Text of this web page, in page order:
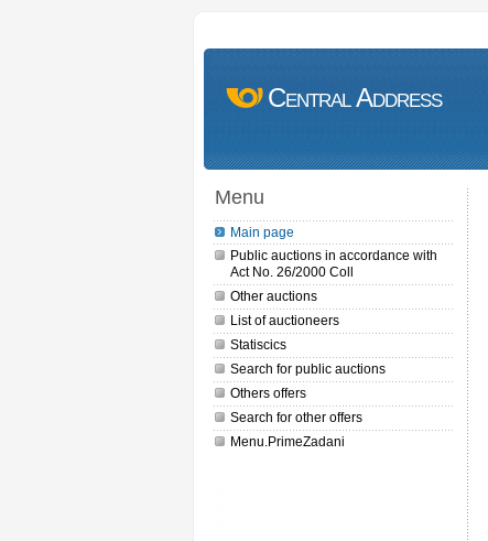
Central Address
Menu
Main page
Public auctions in accordance with
Act No. 26/2000 Coll
Other auctions
List of auctioneers
Statiscics
Search for public auctions
Others offers
Search for other offers
Menu.PrimeZadani